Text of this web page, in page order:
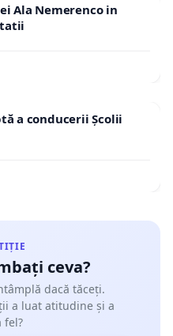
Ala Nemerenco in
a conducerii Școlii
ceva?
dacă tăceți.
a luat atitudine și a
fel?